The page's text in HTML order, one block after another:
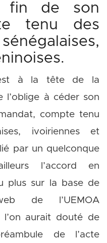
de son
tenu des
à la tête de la
l’oblige à céder son
compte tenu
ivoiriennes et
par un quelconque
l’accord en
plus sur la base de
de l’UEMOA
aurait douté de
de l’acte